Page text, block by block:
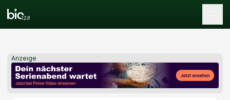
Anzeige